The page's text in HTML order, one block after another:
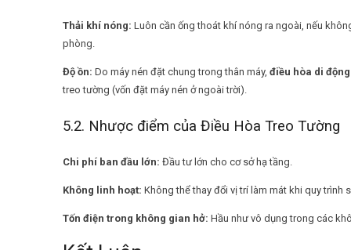
Thải khí nóng: Luôn cần ống thoát khí nóng ra ngoài, nếu
phòng.
Độ ồn: Do máy nén đặt chung trong thân máy, điều hòa di
treo tường (vốn đặt máy nén ở ngoài trời).
5.2. Nhược điểm của Điều Hòa Treo Tường
Chi phí ban đầu lớn: Đầu tư lớn cho cơ sở hạ tầng.
Không linh hoạt: Không thể thay đổi vị trí làm mát khi quy trình
Tốn điện trong không gian hở: Hầu như vô dụng trong các